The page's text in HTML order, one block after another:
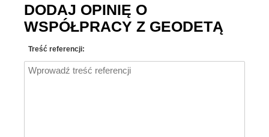
DODAJ OPINIĘ O
WSPÓŁPRACY Z GEODETĄ
Treść referencji: